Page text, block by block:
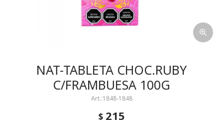
NAT-TABLETA CHOC.RUBY
C/FRAMBUESA 100G
1848-1848
$ 215